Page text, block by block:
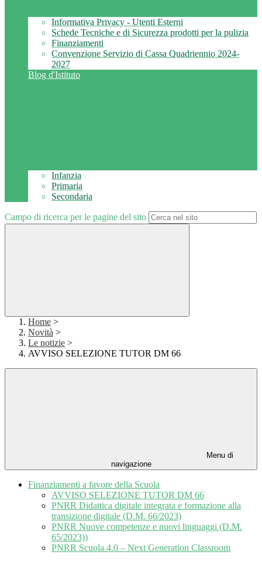
Informativa Privacy - Utenti Esterni
Schede Tecniche e di Sicurezza prodotti per la pulizia
Finanziamenti
Convenzione Servizio di Cassa Quadriennio 2024-
2027
Blog d'Istituto
Infanzia
Primaria
Secondaria
Campo di ricerca per le pagine del sito
Home >
Novità >
Le notizie >
AVVISO SELEZIONE TUTOR DM 66
Menu di
navigazione
Finanziamenti a favore della Scuola
AVVISO SELEZIONE TUTOR DM 66
PNRR Didattica digitale integrata e formazione alla
transizione digitale (D.M. 66/2023)
PNRR Nuove competenze e nuovi linguaggi (D.M.
65/2023))
PNRR Scuola 4.0 – Next Generation Classroom